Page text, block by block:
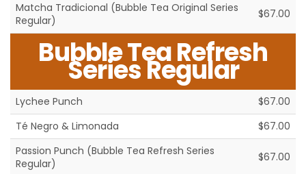
Matcha Tradicional (Bubble Tea Original Series
Regular)
$67.00
Bubble Tea Refresh
Series Regular
Lychee Punch
$67.00
Té Negro & Limonada
$67.00
Passion Punch (Bubble Tea Refresh Series
Regular)
$67.00